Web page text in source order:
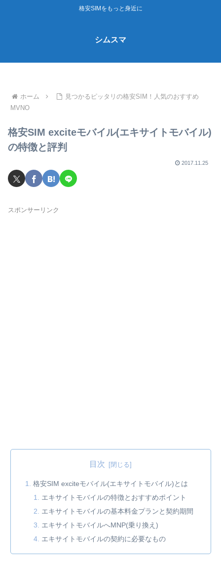
格安SIMをもっと身近に
シムスマ
ホーム
見つかるピッタリの格安SIM！人気のおすすめ
MVNO
格安SIM exciteモバイル(エキサイトモバイル)
の特徴と評判
2017.11.25
スポンサーリンク
目次
格安SIM exciteモバイル(エキサイトモバイル)とは
エキサイトモバイルの特徴とおすすめポイント
エキサイトモバイルの基本料金プランと契約期間
エキサイトモバイルへMNP(乗り換え)
エキサイトモバイルの契約に必要なもの